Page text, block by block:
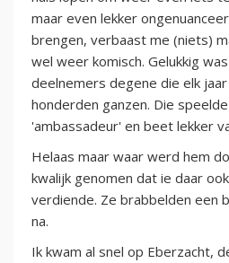
maar even lekker
brengen, verbaast me (niets)
wel weer komisch. Gelukkig
deelnemers degene die elk
honderden ganzen. Die
'ambassadeur' en beet lekker
Helaas maar waar werd hem
kwalijk genomen dat ie daar
verdiende. Ze brabbelden een
na.
Ik kwam al snel op Eberzacht,